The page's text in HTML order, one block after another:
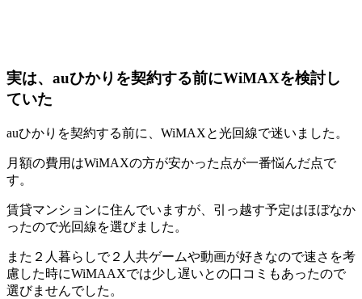
実は、auひかりを契約する前にWiMAXを検討し
ていた
auひかりを契約する前に、WiMAXと光回線で迷いました。
月額の費用はWiMAXの方が安かった点が一番悩んだ点で
す。
賃貸マンションに住んでいますが、引っ越す予定はほぼなか
ったので光回線を選びました。
また２人暮らしで２人共ゲームや動画が好きなので速さを考
慮した時にWiMAAXでは少し遅いとの口コミもあったので
選びませんでした。